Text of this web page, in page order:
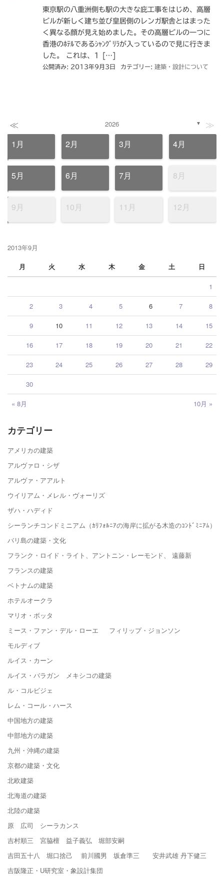
東京駅の八重洲側も駅の大きな庇工事をはじめ、高層
ビルが新しく建ち並び皇居側のレンガ駅舎とはまった
く異なる顔が見え始めました。その高層ビルの一つに
香港のﾎﾃﾙであるｼｬﾝｸﾞﾘﾗが入っているので見に行きま
した。 これは、1 […]
公開済み: 2013年9月3日 カテゴリー: 建築・設計について
≪ 2026 ▼ ≫
1月 2月 3月 4月
5月 6月 7月 8月
9月 10月 11月 12月
2013年9月
月
火 水 木 金 土 日
« 8月 10月 »
1
2 3 4 5 6 7 8
9 10 11 12 13 14 15
16 17 18 19 20 21 22
23 24 25 26 27 28 29
30
カテゴリー
アメリカの建築
アルヴァロ・シザ
アルヴァ・アアルト
ウイリアム・メレル・ヴォーリズ
ザハ・ハディド
シーランチコンドミニアム（ｶﾘﾌｫﾙﾆｱの海岸に拡がる木造のｺﾝﾄﾞﾐﾆｱﾑ）
バリ島の建築・文化
フランク・ロイド・ライト、アントニン・レーモンド、 遠藤新
フランスの建築
ベトナムの建築
ホテルオークラ
マリオ・ボッタ
ミース・ファン・デル・ローエ フィリップ・ジョンソン
モルディブ
ルイス・カーン
ルイス・バラガン メキシコの建築
ル・コルビジェ
レム・コール・ハース
中国地方の建築
中部地方の建築
九州・沖縄の建築
京都の建築・文化
北欧建築
北海道の建築
北陸の建築
原 広司 シーラカンス
吉村順三 宮脇檀 益子義弘 堀部安嗣
吉田五十八 堀口捨己 前川國男 坂倉準三 安井武雄 丹下健三
吉阪隆正・U研究室・象設計集団